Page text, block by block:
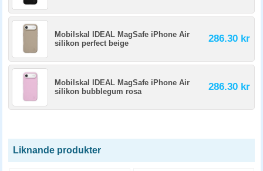
Mobilskal IDEAL MagSafe iPhone Air
silikon perfect beige
286.30 kr
Mobilskal IDEAL MagSafe iPhone Air
silikon bubblegum rosa
286.30 kr
Liknande produkter